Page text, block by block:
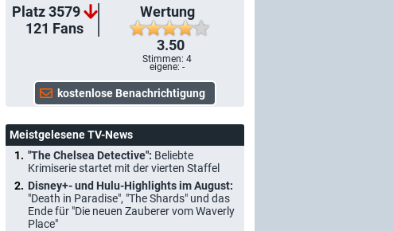
Platz 3579
121 Fans
Wertung
3.50
Stimmen:4
eigene: -
Meistgelesene TV-News
"The Chelsea Detective": Beliebte
Krimiserie startet mit der vierten Staffel
Disney+- und Hulu-Highlights im August:
"Death in Paradise", "The Shards" und das
Ende für "Die neuen Zauberer vom Waverly
Place"